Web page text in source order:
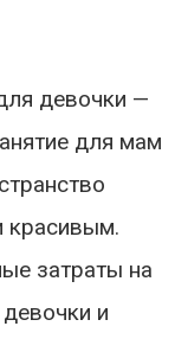
девочки —
для мам
красивым.
затраты на
и